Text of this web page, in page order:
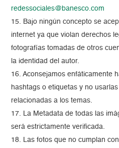
redessociales@banesco.com
15. Bajo ningún concepto se
internet ya que violan derechos
fotografías tomadas de otros
la identidad del autor.
16. Aconsejamos enfáticamente
hashtags o etiquetas y no
relacionadas a los temas.
17. La Metadata de todas las
será estrictamente verificada.
18. Las fotos que no cumplan